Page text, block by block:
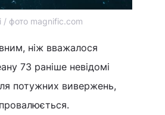
/ фото magnific.com
ніж вважалося
73 раніше невідомі
потужних вивержень,